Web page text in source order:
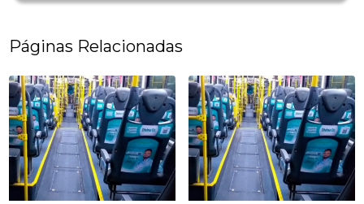
Páginas Relacionadas